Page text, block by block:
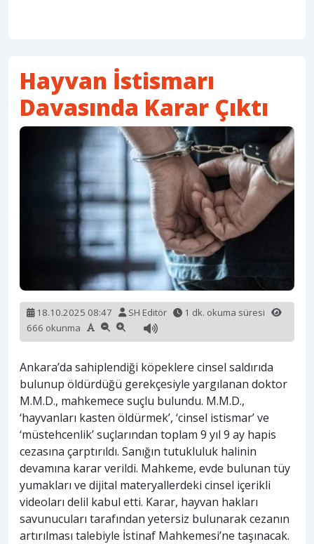
Hayvan İstismarı
Davasında Karar Çıktı
18.10.2025 08:47 SH Editör
1 dk. okuma süresi
666 okunma
Ankara’da sahiplendiği köpeklere cinsel saldırıda
bulunup öldürdüğü gerekçesiyle yargılanan doktor
M.M.D., mahkemece suçlu bulundu. M.M.D.,
‘hayvanları kasten öldürmek’, ‘cinsel istismar’ ve
‘müstehcenlik’ suçlarından toplam 9 yıl 9 ay hapis
cezasına çarptırıldı. Sanığın tutukluluk halinin
devamına karar verildi. Mahkeme, evde bulunan tüy
yumakları ve dijital materyallerdeki cinsel içerikli
videoları delil kabul etti. Karar, hayvan hakları
savunucuları tarafından yetersiz bulunarak cezanın
artırılması talebiyle İstinaf Mahkemesi’ne taşınacak.